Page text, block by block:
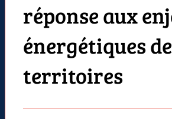
réponse aux
énergétiques
territoires